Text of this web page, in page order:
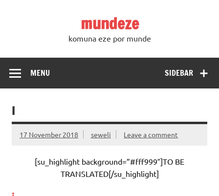
mundeze
komuna eze por munde
SIDEBAR
MENU
I
17 November 2018 seweli Leave a comment
[su_highlight background=”#fff999″]TO BE
TRANSLATED[/su_highlight]